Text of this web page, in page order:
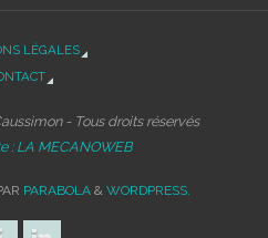
LÉGALES
- Tous droits réservés
: LA MECANOWEB
PARABOLA & WORDPRESS.